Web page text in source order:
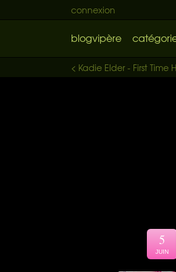
connexion
blogvipère
< Kadie Elder - First Time
5
JUIN